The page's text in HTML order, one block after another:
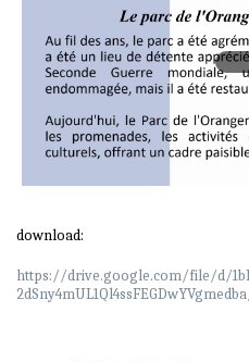
download:
https://drive.google.com/file/d/